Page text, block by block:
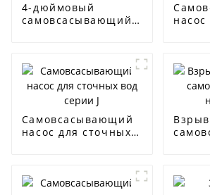
4-дюймовый
самовсасывающий
Самовсасывающий
насос для сточных